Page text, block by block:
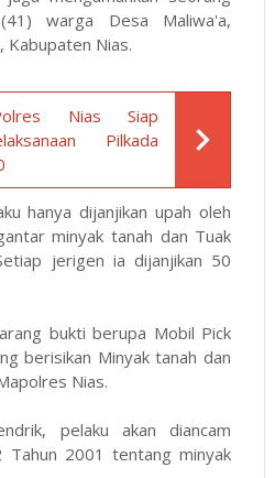
warga Desa Maliwa'a,
Kabupaten Nias.
Nias Siap
Pilkada
hanya dijanjikan upah oleh
minyak tanah dan Tuak
jerigen ia dijanjikan 50
bukti berupa Mobil Pick
berisikan Minyak tanah dan
Nias.
pelaku akan diancam
2001 tentang minyak